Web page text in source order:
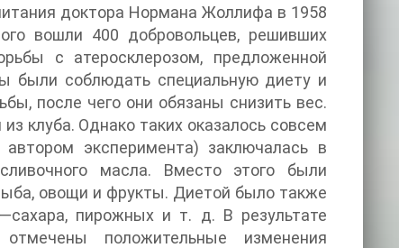
доктора Нормана Жоллифа в 1958
вошли 400 добровольцев, решивших
с атеросклерозом, предложенной
были соблюдать специальную диету и
после чего они обязаны снизить вес.
клуба. Однако таких оказалось совсем
эксперимента) заключалась в
масла. Вместо этого были
овощи и фрукты. Диетой было также
пирожных и т. д. В результате
положительные изменения